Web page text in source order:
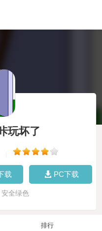
玩坏了
载 PC下载
全绿色
排行